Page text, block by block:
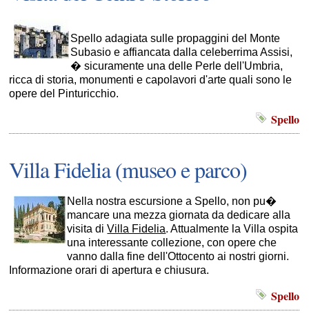
Spello adagiata sulle propaggini del Monte
Subasio e affiancata dalla celeberrima Assisi,
� sicuramente una delle Perle dell'Umbria,
ricca di storia, monumenti e capolavori d'arte quali sono le
opere del Pinturicchio.
Spello
Villa Fidelia (museo e parco)
Nella nostra escursione a Spello, non pu�
mancare una mezza giornata da dedicare alla
visita diVilla Fidelia. Attualmente la Villa ospita
una interessante collezione, con opere che
vanno dalla fine dell'Ottocento ai nostri giorni.
Informazione orari di apertura e chiusura.
Spello